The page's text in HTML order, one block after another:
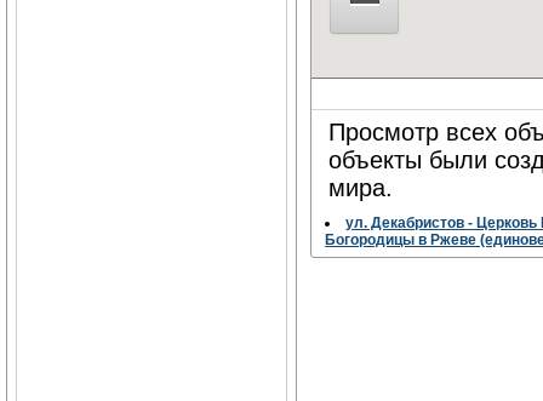
Просмотр всех
объекты были
мира.
ул. Декабристов -
Богородицы в Ржеве